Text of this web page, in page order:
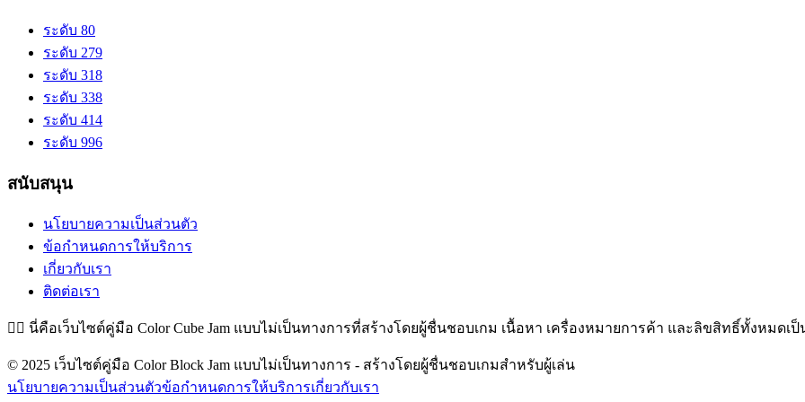
ระดับ 80
ระดับ 279
ระดับ 318
ระดับ 338
ระดับ 414
ระดับ 996
สนับสนุน
นโยบายความเป็นส่วนตัว
ข้อกำหนดการให้บริการ
เกี่ยวกับเรา
ติดต่อเรา
👉🏻 นี่คือเว็บไซต์คู่มือ Color Cube Jam แบบไม่เป็นทางการที่สร้างโดยผู้ชื่นชอบเกม เนื้อหา เครื่องหมายการค้า และลิขสิทธิ์ทั้งหมดเป็
© 2025 เว็บไซต์คู่มือ Color Block Jam แบบไม่เป็นทางการ - สร้างโดยผู้ชื่นชอบเกมสำหรับผู้เล่น
นโยบายความเป็นส่วนตัวข้อกำหนดการให้บริการเกี่ยวกับเรา